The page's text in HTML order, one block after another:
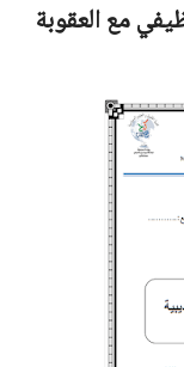
مع العقوبة